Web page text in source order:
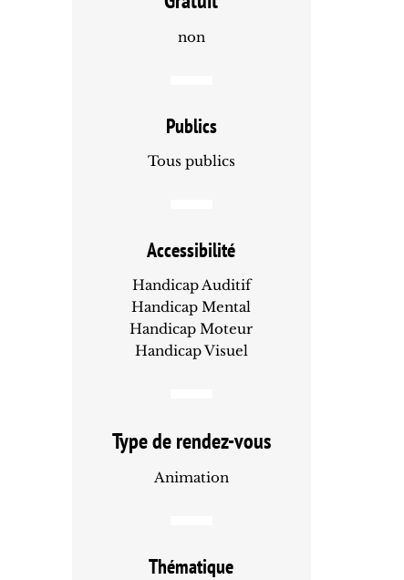
non
Publics
Tous publics
Accessibilité
Handicap Auditif
Handicap Mental
Handicap Moteur
Handicap Visuel
Type de rendez-vous
Animation
Thématique